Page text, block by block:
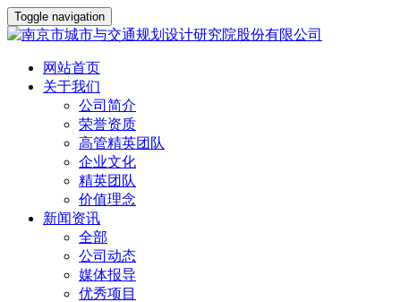
Toggle navigation
网站首页
关于我们
公司简介
荣誉资质
高管精英团队
企业文化
精英团队
价值理念
新闻资讯
全部
公司动态
媒体报导
优秀项目